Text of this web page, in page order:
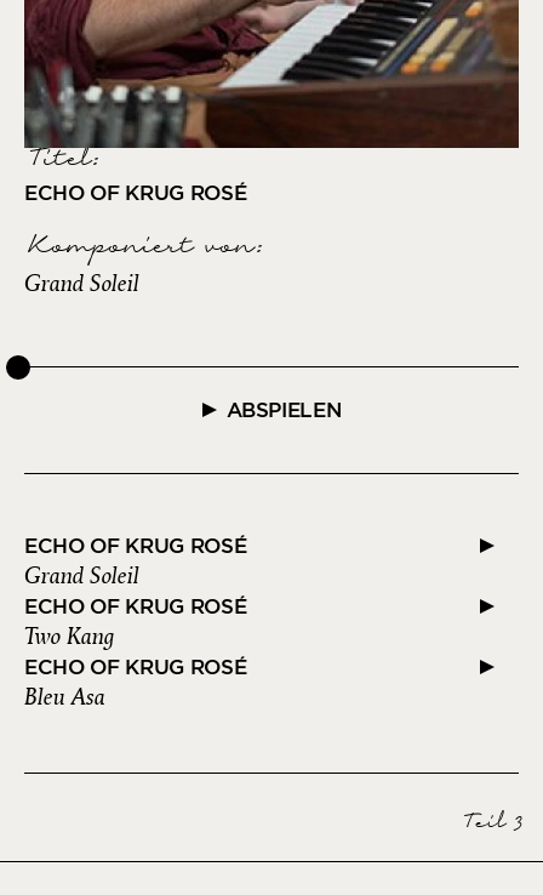
Titel:
ECHO OF KRUG ROSÉ
Komponiert von:
Grand Soleil
ABSPIELEN
ECHO OF KRUG ROSÉ
Grand Soleil
ECHO OF KRUG ROSÉ
Two Kang
ECHO OF KRUG ROSÉ
Bleu Asa
Teil 3